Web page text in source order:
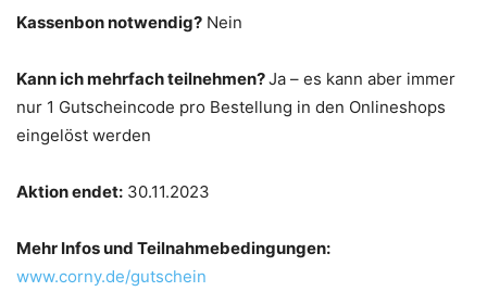
Kassenbon notwendig? Nein
Kann ich mehrfach teilnehmen?Ja – es kann aber immer
nur 1 Gutscheincode pro Bestellung in den Onlineshops
eingelöst werden
Aktion endet: 30.11.2023
Mehr Infos und Teilnahmebedingungen:
www.corny.de/gutschein